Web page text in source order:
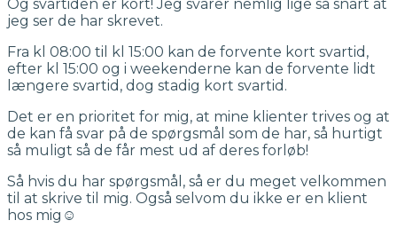
Og svartiden er kort! Jeg svarer nemlig lige så snart at
jeg ser de har skrevet.
Fra kl 08:00 til kl 15:00 kan de forvente kort svartid,
efter kl 15:00 og i weekenderne kan de forvente lidt
længere svartid, dog stadig kort svartid.
Det er en prioritet for mig, at mine klienter trives og at
de kan få svar på de spørgsmål som de har, så hurtigt
så muligt så de får mest ud af deres forløb!
Så hvis du har spørgsmål, så er du meget velkommen
til at skrive til mig. Også selvom du ikke er en klient
hos mig ☺️